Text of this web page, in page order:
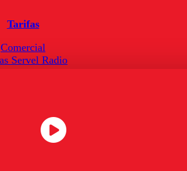
Tarifas
Comercial
Servel Radio